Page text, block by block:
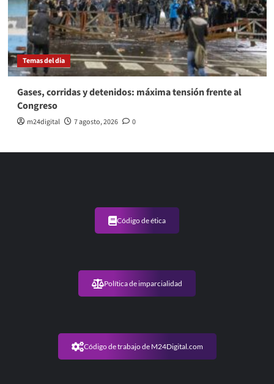
Temas del dia
Gases, corridas y detenidos: máxima tensión frente al
Congreso
m24digital 7 agosto, 2026 0
Código de ética
Política de imparcialidad
Código de trabajo de M24Digital.com